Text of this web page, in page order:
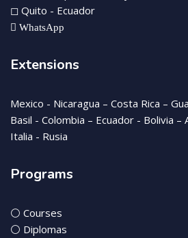
◻ Quito - Ecuador
WhatsApp
Extensions
Mexico - Nicaragua – Costa Rica –
Basil - Colombia – Ecuador - Bolivia –
Italia - Rusia
Programs
⚪ Courses
⚪ Diplomas